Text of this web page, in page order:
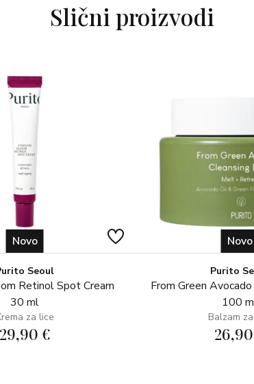
Ova nevjerojatna krema
Slični proizvodi
Novo
Seoul
Retinol Spot Cream
30 ml
za lice
29,90 €
Novo
Purito
From Green
100
Balzam